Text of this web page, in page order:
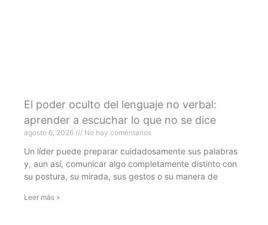
El poder oculto del lenguaje no verbal:
aprender a escuchar lo que no se dice
agosto 6, 2026 No hay comentarios
Un líder puede preparar cuidadosamente sus palabras
y, aun así, comunicar algo completamente distinto con
su postura, su mirada, sus gestos o su manera de
Leer más »